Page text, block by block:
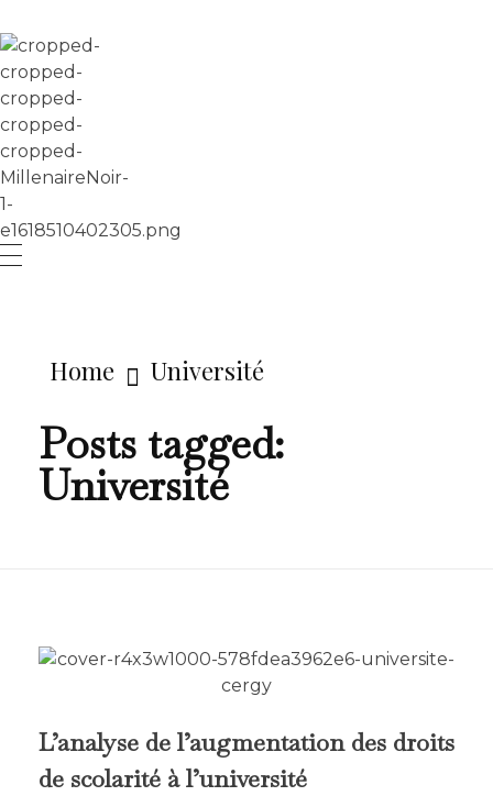
LE MILLÉNAIRE
Home Université
Posts tagged:
Université
L’analyse de l’augmentation des droits
de scolarité à l’université